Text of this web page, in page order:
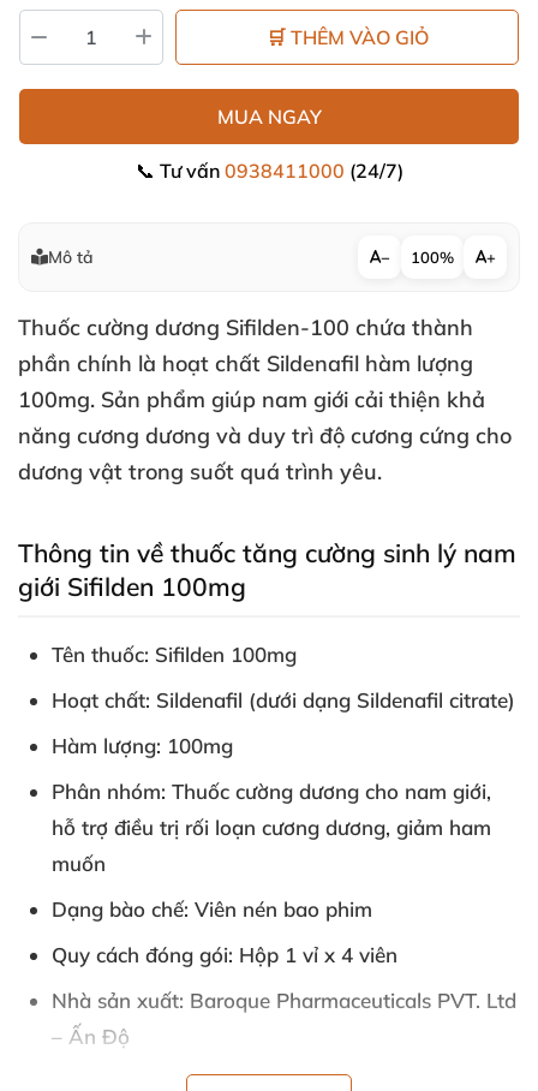
🛒 THÊM VÀO GIỎ
MUA NGAY
📞 Tư vấn 0938411000 (24/7)
Mô tả − 100% +
Thuốc cường dương Sifilden-100 chứa thành
phần chính là hoạt chất Sildenafil hàm lượng
100mg. Sản phẩm giúp nam giới cải thiện khả
năng cương dương và duy trì độ cương cứng cho
dương vật trong suốt quá trình yêu.
Thông tin về thuốc tăng cường sinh lý nam
giới Sifilden 100mg
Tên thuốc: Sifilden 100mg
Hoạt chất: Sildenafil (dưới dạng Sildenafil citrate)
Hàm lượng: 100mg
Phân nhóm: Thuốc cường dương cho nam giới,
hỗ trợ điều trị rối loạn cương dương, giảm ham
muốn
Dạng bào chế: Viên nén bao phim
Quy cách đóng gói: Hộp 1 vỉ x 4 viên
Nhà sản xuất: Baroque Pharmaceuticals PVT. Ltd
– Ấn Độ
SĐK: VN-11809-11